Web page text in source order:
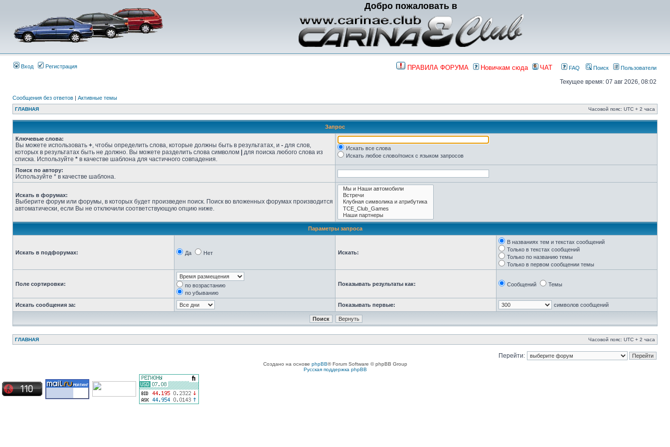
Добро пожаловать в
Вход Регистрация ПРАВИЛА ФОРУМА Новичкам сюда ЧАТ FAQ Поиск Пользователи
Текущее время: 07 авг 2026, 08:02
Сообщения без ответов | Активные темы
ГЛАВНАЯ Часовой пояс: UTC + 2 часа
Запрос
Ключевые слова:
Вы можете использовать +, чтобы определить слова, которые должны быть в результатах, и - для слов,
которых в результатах быть не должно. Вы можете разделить слова символом
для поиска любого слова из
списка. Используйте * в качестве шаблона для частичного совпадения.
Искать все слова
Искать любое слово/поиск с языком запросов
Поиск по автору:
Используйте * в качестве шаблона.
Искать в форумах:
Выберите форум или форумы, в которых будет произведен поиск. Поиск во вложенных форумах производится
автоматически, если Вы не отключили соответствующую опцию ниже.
Параметры запроса
Искать в подфорумах: Да Нет Искать:
В названиях тем и текстах сообщений
Только в текстах сообщений
Только по названию темы
Только в первом сообщении темы
Поле сортировки:
по возрастанию
по убыванию
Показывать результаты как: Сообщений Темы
Искать сообщения за: Показывать первые: символов сообщений
ГЛАВНАЯ Часовой пояс: UTC + 2 часа
Перейти:
Создано на основе phpBB® Forum Software © phpBB Group
Русская поддержка phpBB